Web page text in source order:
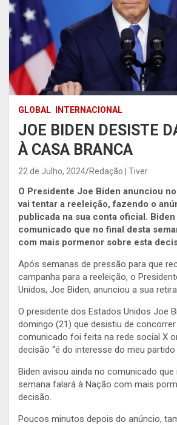
GLOBAL INTERNACIONAL
JOE BIDEN DESISTE
À CASA BRANCA
22 de Julho, 2024 Redação | Tiver
O Presidente Joe Biden anunciou
vai tentar a reeleição, fazendo o
publicada na sua conta oficial. Biden
comunicado que no final desta
com mais pormenor sobre esta
Após semanas de pressão para que
campanha para a reeleição, o
Unidos, Joe Biden, anunciou a sua
O presidente dos Estados Unidos Joe
domingo (21) que desistiu de concorrer
comunicado foi feita na rede social X
decisão “é do interesse do meu partido
Biden avisou ainda no comunicado
semana falará à Nação com mais
decisão.
Poucos minutos depois do anúncio,